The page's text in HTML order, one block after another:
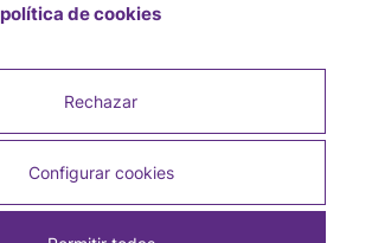
política de cookies
Rechazar
Configurar cookies